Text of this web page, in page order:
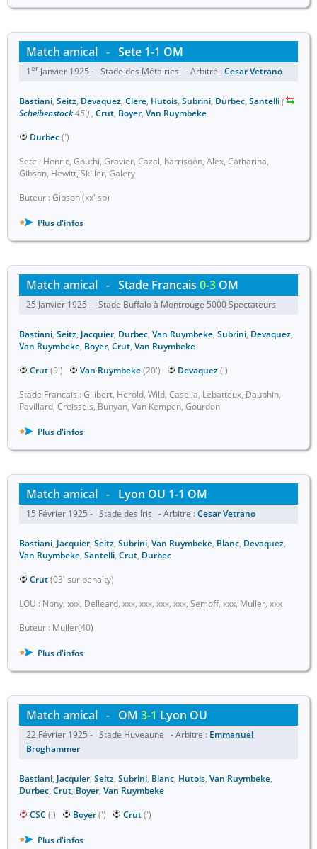
Match amical - Sete 1-1 OM
1er Janvier 1925 - Stade des Métairies - Arbitre :Cesar Vetrano
Bastiani, Seitz, Devaquez, Clere, Hutois, Subrini, Durbec, Santelli(
Scheibenstock45') , Crut, Boyer, Van Ruymbeke
Durbec(')
Sete : Henric, Gouthi, Gravier, Cazal, harrisoon, Alex, Catharina,
Gibson, Hewitt, Skiller, Galery
Buteur : Gibson (xx' sp)
Plus d'infos
Match amical - Stade Francais 0-3 OM
25 Janvier 1925 - Stade Buffalo à Montrouge 5000 Spectateurs
Bastiani, Seitz, Jacquier, Durbec, Van Ruymbeke, Subrini, Devaquez,
Van Ruymbeke, Boyer, Crut, Van Ruymbeke
Crut(9') Van Ruymbeke(20') Devaquez(')
Stade Francais : Gilibert, Herold, Wild, Casella, Lebatteux, Dauphin,
Pavillard, Creissels, Bunyan, Van Kempen, Gourdon
Plus d'infos
Match amical - Lyon OU 1-1 OM
15 Février 1925 - Stade des Iris - Arbitre :Cesar Vetrano
Bastiani, Jacquier, Seitz, Subrini, Van Ruymbeke, Blanc, Devaquez,
Van Ruymbeke, Santelli, Crut, Durbec
Crut(03' sur penalty)
LOU : Nony, xxx, Delleard, xxx, xxx, xxx, xxx, Semoff, xxx, Muller, xxx
Buteur : Muller(40)
Plus d'infos
Match amical - OM 3-1 Lyon OU
22 Février 1925 - Stade Huveaune - Arbitre : Emmanuel
Broghammer
Bastiani, Jacquier, Seitz, Subrini, Blanc, Hutois, Van Ruymbeke,
Durbec, Crut, Boyer, Van Ruymbeke
CSC (') Boyer(') Crut(')
Plus d'infos